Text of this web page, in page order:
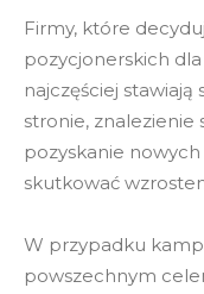
Firmy, które
pozycjonerskich
najczęściej
stronie, znalezienie
pozyskanie
skutkować
W przypadku
powszechnym